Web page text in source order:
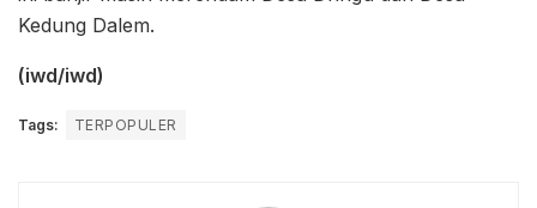
Kedung Dalem.
(iwd/iwd)
Tags: TERPOPULER